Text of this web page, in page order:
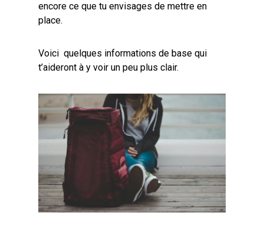
encore ce que tu envisages de mettre en
place.
Voici quelques informations de base qui
t’aideront à y voir un peu plus clair.